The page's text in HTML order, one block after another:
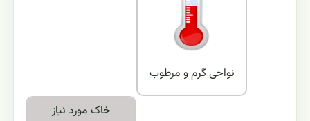
نواحی گرم و مرطوب
خاک مورد نياز